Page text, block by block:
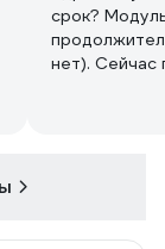
срок?
нет). Сейчас